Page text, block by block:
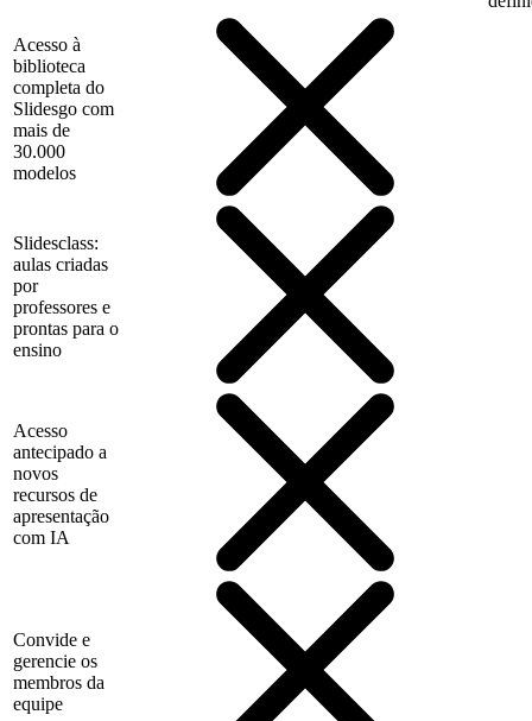
Acesso à
biblioteca
completa do
Slidesgo com
mais de
30.000
modelos
Slidesclass:
aulas criadas
por
professores e
prontas para o
ensino
Acesso
antecipado a
novos
recursos de
apresentação
com IA
Convide e
gerencie os
membros da
equipe